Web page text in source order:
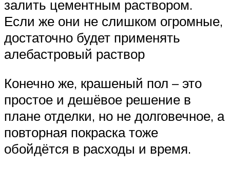
залить цементным раствором.
Если же они не слишком огромные,
достаточно будет применять
алебастровый раствор
Конечно же, крашеный пол – это
простое и дешёвое решение в
плане отделки, но не долговечное, а
повторная покраска тоже
обойдётся в расходы и время.